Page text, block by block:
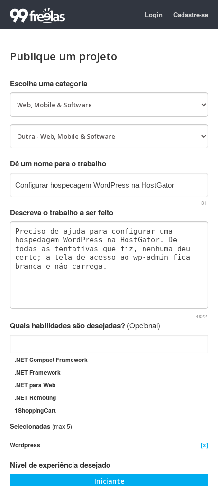
Login Cadastre-se
Publique um projeto
Escolha uma categoria
Dê um nome para o trabalho
31
Descreva o trabalho a ser feito
4822
Quais habilidades são desejadas? (Opcional)
.NET Compact Framework
.NET Framework
.NET para Web
.NET Remoting
1ShoppingCart
3DS Max
3GSM
4D Dimension
802.11
A&P
Selecionadas (max 5)
Wordpress [x]
Nível de experiência desejado
Iniciante